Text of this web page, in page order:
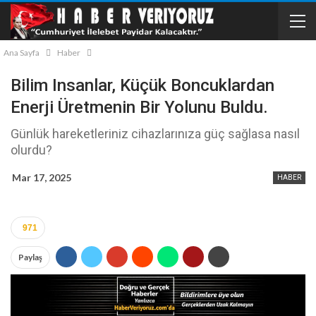
Ana Sayfa Haber
Bilim Insanlar, Küçük Boncuklardan
Enerji Üretmenin Bir Yolunu Buldu.
Günlük hareketleriniz cihazlarınıza güç sağlasa nasıl
olurdu?
HABER
Mar 17, 2025
971
Paylaş